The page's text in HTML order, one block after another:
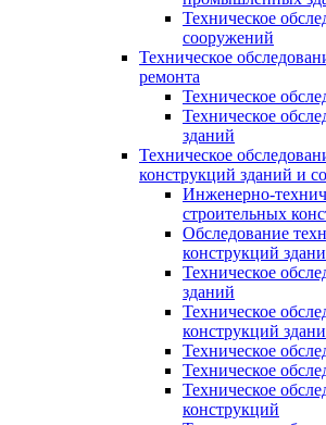
Техническое
сооружений
Техническое
ремонта
Техническое
Техническое
зданий
Техническое
конструкций зданий и
Инженерно-
строительных
Обследование
конструкций
Техническое
зданий
Техническое
конструкций
Техническое
Техническое
Техническое
конструкций